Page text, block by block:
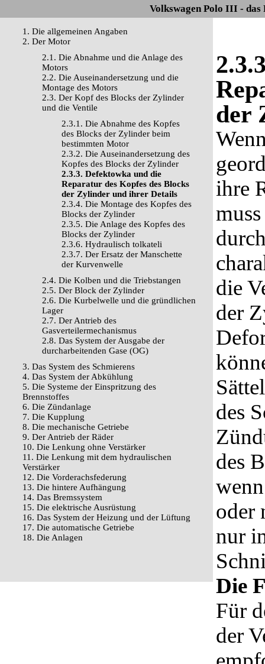
Volkswagen Polo III - das
1. Die allgemeinen Angaben
2. Der Motor
2.1. Die Abnahme und die Anlage des
Motors
2.2. Die Auseinandersetzung und die
Montage des Motors
2.3. Der Kopf des Blocks der Zylinder
und die Ventile
2.3.1. Die Abnahme des Kopfes
des Blocks der Zylinder beim
bestimmten Motor
2.3.2. Die Auseinandersetzung des
Kopfes des Blocks der Zylinder
2.3.3. Defektowka und die
Reparatur des Kopfes des Blocks
der Zylinder und ihrer Details
2.3.4. Die Montage des Kopfes des
Blocks der Zylinder
2.3.5. Die Anlage des Kopfes des
Blocks der Zylinder
2.3.6. Hydraulisch tolkateli
2.3.7. Der Ersatz der Manschette
der Kurvenwelle
2.4. Die Kolben und die Triebstangen
2.5. Der Block der Zylinder
2.6. Die Kurbelwelle und die gründlichen
Lager
2.7. Der Antrieb des
Gasverteilermechanismus
2.8. Das System der Ausgabe der
durcharbeitenden Gase (OG)
3. Das System des Schmierens
4. Das System der Abkühlung
5. Die Systeme der Einspritzung des
Brennstoffes
6. Die Zündanlage
7. Die Kupplung
8. Die mechanische Getriebe
9. Der Antrieb der Räder
10. Die Lenkung ohne Verstärker
11. Die Lenkung mit dem hydraulischen
Verstärker
12. Die Vorderachsfederung
13. Die hintere Aufhängung
14. Das Bremssystem
15. Die elektrische Ausrüstung
16. Das System der Heizung und der Lüftung
17. Die automatische Getriebe
18. Die Anlagen
der
ihre
die
der
des
des
oder
nur
Die
Für
der